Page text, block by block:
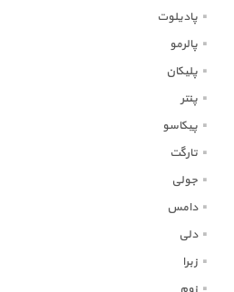
پادیلوت
پالرمو
پلیکان
پنتر
پیکاسو
تارگت
جولی
دامس
دلی
زبرا